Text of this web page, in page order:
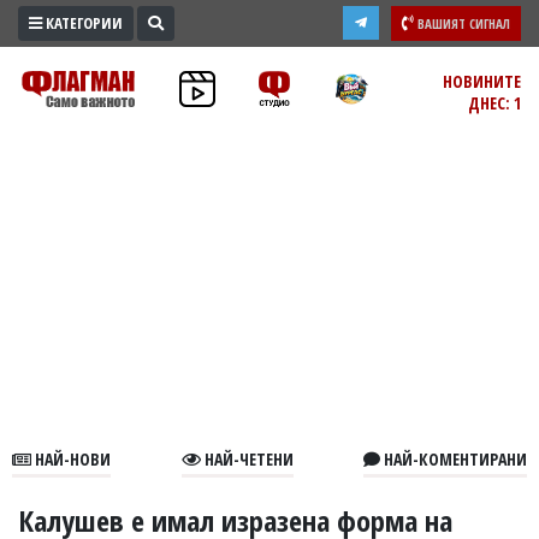
ПРОМО
ЗОНА
В
КАТЕГОРИИ ВАШИЯТ СИГНАЛ
НОВИНИТЕ
ДНЕС: 1
НАЙ-НОВИ НАЙ-ЧЕТЕНИ НАЙ-КОМЕНТИРАНИ
Калушев е имал изразена форма на